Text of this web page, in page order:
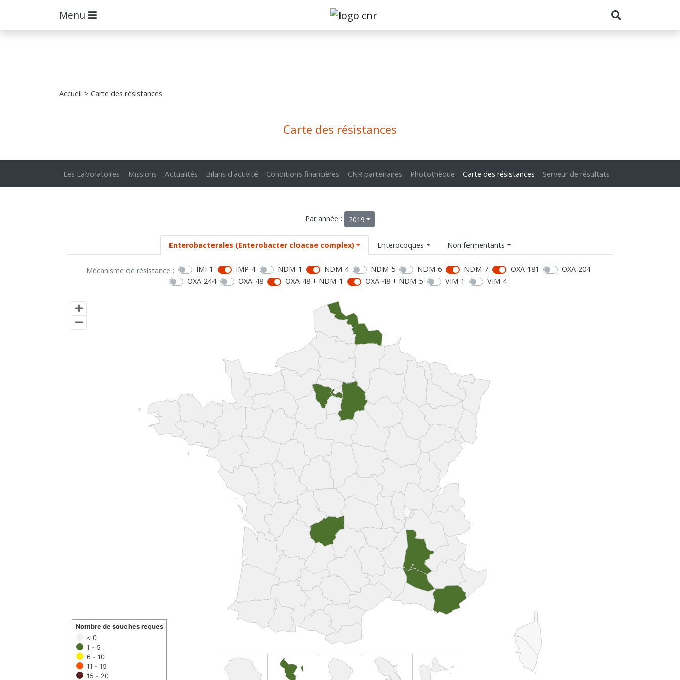
Menu
Accueil > Carte des résistances
Carte des résistances
Les Laboratoires Missions Actualités Bilans d'activité Conditions financières CNR partenaires Photothèque Carte des résistances Serveur de résultats
Par année : 2019
Enterobacterales (Enterobacter cloacae complex) Enterocoques Non fermentants
Mécanisme de résistance : IMI-1 IMP-4 NDM-1 NDM-4 NDM-5 NDM-6 NDM-7 OXA-181
OXA-204
OXA-244
OXA-48 OXA-48 + NDM-1 OXA-48 + NDM-5 VIM-1 VIM-4
< 0
1 - 5
6 - 10
11 - 15
15 - 20
Nombre de souches reçues